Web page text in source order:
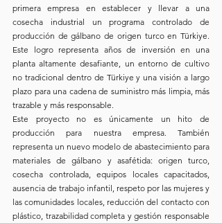
primera empresa en establecer y llevar a una
cosecha industrial un programa controlado de
producción de gálbano de origen turco en Türkiye.
Este logro representa años de inversión en una
planta altamente desafiante, un entorno de cultivo
no tradicional dentro de Türkiye y una visión a largo
plazo para una cadena de suministro más limpia, más
trazable y más responsable.
Este proyecto no es únicamente un hito de
producción para nuestra empresa. También
representa un nuevo modelo de abastecimiento para
materiales de gálbano y asafétida: origen turco,
cosecha controlada, equipos locales capacitados,
ausencia de trabajo infantil, respeto por las mujeres y
las comunidades locales, reducción del contacto con
plástico, trazabilidad completa y gestión responsable